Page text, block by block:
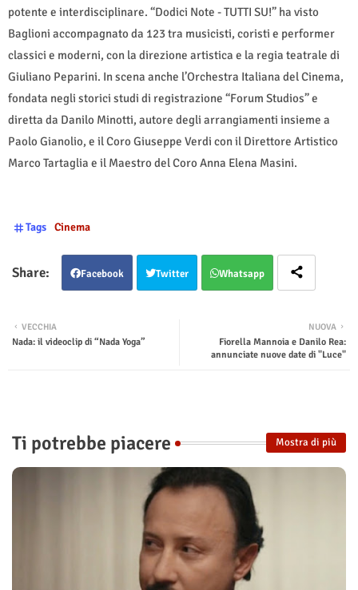
potente e interdisciplinare. “Dodici Note - TUTTI SU!” ha visto
Baglioni accompagnato da 123 tra musicisti, coristi e performer
classici e moderni, con la direzione artistica e la regia teatrale di
Giuliano Peparini. In scena anche l’Orchestra Italiana del Cinema,
fondata negli storici studi di registrazione “Forum Studios” e
diretta da Danilo Minotti, autore degli arrangiamenti insieme a
Paolo Gianolio, e il Coro Giuseppe Verdi con il Direttore Artistico
Marco Tartaglia e il Maestro del Coro Anna Elena Masini.
Tags Cinema
Facebook Twitter Whatsapp
NUOVA
Fiorella Mannoia e Danilo Rea:
annunciate nuove date di "Luce"
VECCHIA
Nada: il videoclip di “Nada Yoga”
Ti potrebbe piacere Mostra di più